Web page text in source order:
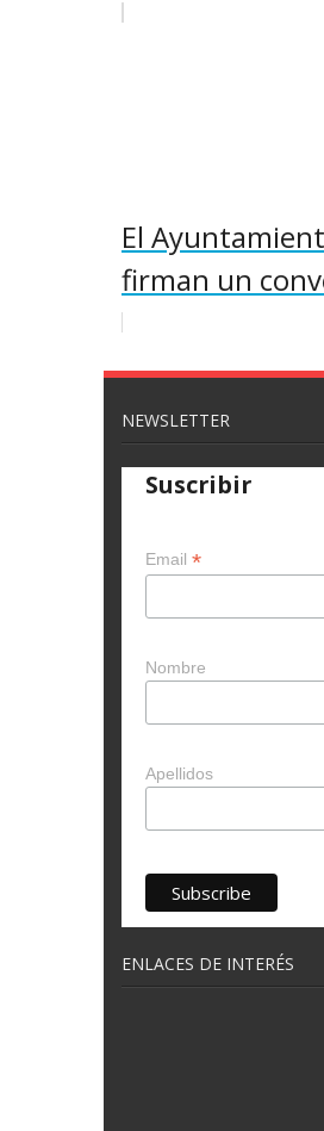
El
firman un
NEWSLETTER
Suscribir
Email *
Nombre
Apellidos
ENLACES DE INTERÉS